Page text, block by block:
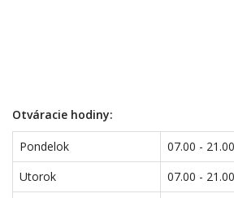
Otváracie hodiny:
Pondelok
07.00 - 21.00
Utorok
07.00 - 21.00